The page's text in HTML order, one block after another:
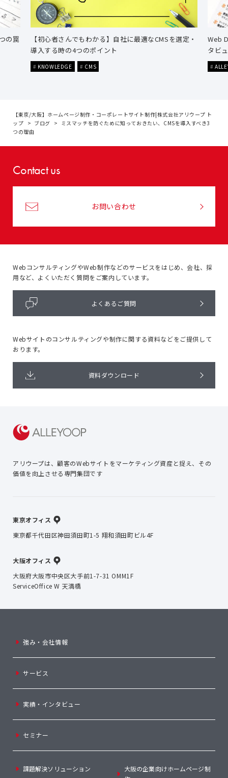
の罠
【初心者さんでもわかる】自社に最適なCMSを選定・
導入する時の4つのポイント
KNOWLEDGE CMS
Web
タビ
【東京/大阪】ホームページ制作・コーポレートサイト制作|株式会社アリウープ ト
ップ
ブログ
ミスマッチを防ぐために知っておきたい、CMSを導入すべき3
つの理由
Contact us
お問い合わせ
WebコンサルティングやWeb制作などのサービスをはじめ、会社、採
用など、よくいただく質問をご案内しています。
よくあるご質問
Webサイトのコンサルティングや制作に関する資料などをご提供して
おります。
資料ダウンロード
アリウープは、顧客のWebサイトをマーケティング資産と捉え、 その
価値を向上させる専門集団です
東京オフィス
東京都千代田区神田須田町1-5 翔和須田町ビル4F
大阪オフィス
大阪府大阪市中央区大手前1-7-31 OMM1F
ServiceOffice W 天満橋
強み・会社情報
サービス
実績・インタビュー
セミナー
課題解決ソリューション
大阪の企業向けホームページ制